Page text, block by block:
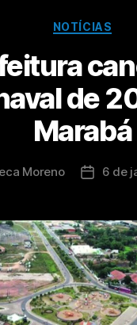
NOTÍCIAS
de
Marabá
Moreno 6 de